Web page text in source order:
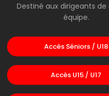
Destiné aux dirigeants
équipe.
Accès Séniors / U18
Accès U15 / U17